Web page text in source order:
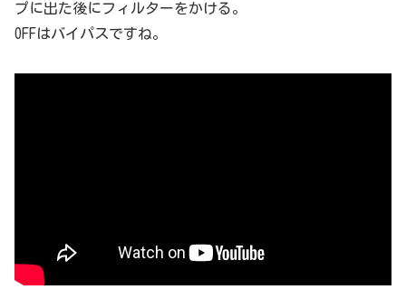
プに出た後にフィルターをかける。
OFFはバイパスですね。